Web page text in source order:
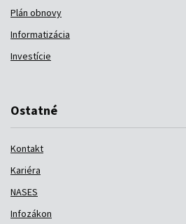
Plán obnovy
Informatizácia
Investície
Ostatné
Kontakt
Kariéra
NASES
Infozákon